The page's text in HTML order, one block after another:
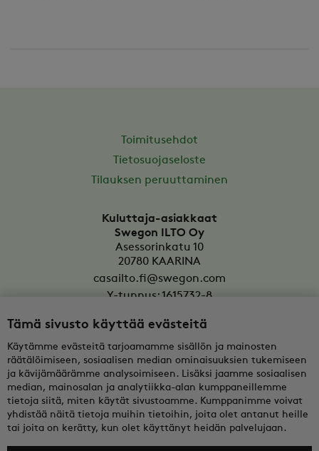
Toimitusehdot
Tietosuojaseloste
Tilauksen peruuttaminen
Kuluttaja-asiakkaat
Swegon ILTO Oy
Asessorinkatu 10
20780 KAARINA
casailto.fi@swegon.com
Y-tunnus: 1615732-8
Yritysasiakkaat
Oy Swegon Ab
Bertel Jungin aukio 7
FI-02600 ESPOO
tekninentuki@swegon.fi
Y-tunnus: 0108352-2
Tämä sivusto käyttää evästeitä
Käytämme evästeitä tarjoamamme sisällön ja mainosten
räätälöimiseen, sosiaalisen median ominaisuuksien tukemiseen
ja kävijämäärämme analysoimiseen. Lisäksi jaamme sosiaalisen
median, mainosalan ja analytiikka-alan kumppaneillemme
tietoja siitä, miten käytät sivustoamme. Kumppanimme voivat
yhdistää näitä tietoja muihin tietoihin, joita olet antanut heille
tai joita on kerätty, kun olet käyttänyt heidän palvelujaan.